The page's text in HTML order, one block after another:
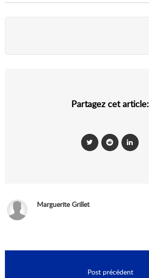
Partagez cet article:
Marguerite Grillet
Post précédent